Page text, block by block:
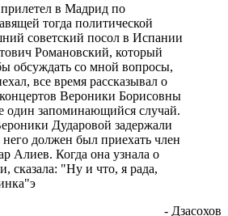
в Мадрид по
тогда политической
советский посол в Испании
Романовский, который
обсуждать со мной вопросы,
все время рассказывал о
Вероники Борисовны
запоминающийся случай.
Дударовой задержали
него должен был приехать член
Алиев. Когда она узнала о
сказала: "Ну и что, я рада,
- Дзасохов